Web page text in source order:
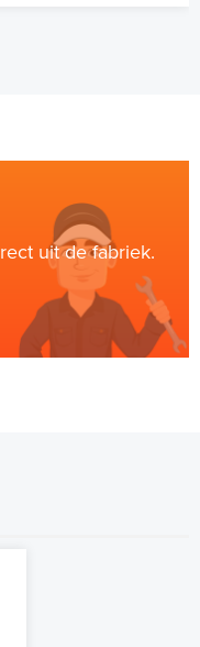
uit de fabriek.